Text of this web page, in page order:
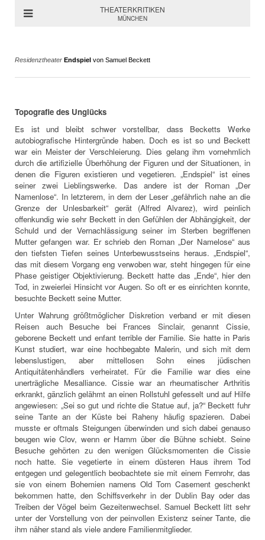
THEATERKRITIKEN
MÜNCHEN
Residenztheater Endspiel von Samuel Beckett
Topografie des Unglücks
Es ist und bleibt schwer vorstellbar, dass Becketts Werke
autobiografische Hintergründe haben. Doch es ist so und Beckett
war ein Meister der Verschleierung. Dies gelang ihm vornehmlich
durch die artifizielle Überhöhung der Figuren und der Situationen, in
denen die Figuren existieren und vegetieren. „Endspiel“ ist eines
seiner zwei Lieblingswerke. Das andere ist der Roman „Der
Namenlose“. In letzterem, in dem der Leser „gefährlich nahe an die
Grenze der Unlesbarkeit“ gerät (Alfred Alvarez), wird peinlich
offenkundig wie sehr Beckett in den Gefühlen der Abhängigkeit, der
Schuld und der Vernachlässigung seiner im Sterben begriffenen
Mutter gefangen war. Er schrieb den Roman „Der Namelose“ aus
den tiefsten Tiefen seines Unterbewusstseins heraus. „Endspiel“,
das mit diesem Vorgang eng verwoben war, steht hingegen für eine
Phase geistiger Objektivierung. Beckett hatte das „Ende“, hier den
Tod, in zweierlei Hinsicht vor Augen. So oft er es einrichten konnte,
besuchte Beckett seine Mutter.
Unter Wahrung größtmöglicher Diskretion verband er mit diesen
Reisen auch Besuche bei Frances Sinclair, genannt Cissie,
geborene Beckett und enfant terrible der Familie. Sie hatte in Paris
Kunst studiert, war eine hochbegabte Malerin, und sich mit dem
lebenslustigen, aber mittellosen Sohn eines jüdischen
Antiquitätenhändlers verheiratet. Für die Familie war dies eine
unerträgliche Mesalliance. Cissie war an rheumatischer Arthritis
erkrankt, gänzlich gelähmt an einen Rollstuhl gefesselt und auf Hilfe
angewiesen: „Sei so gut und richte die Statue auf, ja?“ Beckett fuhr
seine Tante an der Küste bei Raheny häufig spazieren. Dabei
musste er oftmals Steigungen überwinden und sich dabei genauso
beugen wie Clov, wenn er Hamm über die Bühne schiebt. Seine
Besuche gehörten zu den wenigen Glücksmomenten die Cissie
noch hatte. Sie vegetierte in einem düsteren Haus ihrem Tod
entgegen und gelegentlich beobachtete sie mit einem Fernrohr, das
sie von einem Bohemien namens Old Tom Casement geschenkt
bekommen hatte, den Schiffsverkehr in der Dublin Bay oder das
Treiben der Vögel beim Gezeitenwechsel. Samuel Beckett litt sehr
unter der Vorstellung von der peinvollen Existenz seiner Tante, die
ihm näher stand als viele andere Familienmitglieder.